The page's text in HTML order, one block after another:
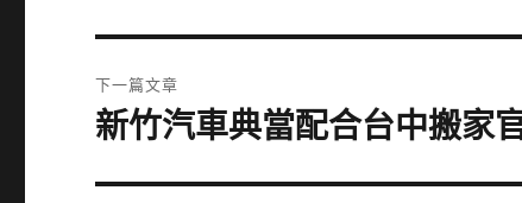
篇
文
章:
下一篇文章
下
篇
新竹汽車典當配合台中搬家